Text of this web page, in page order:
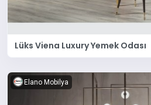
Lüks Viena Luxury Yemek Odası
Elano Mobilya